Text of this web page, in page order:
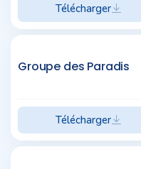
Télécharger
Groupe des Paradis
Télécharger